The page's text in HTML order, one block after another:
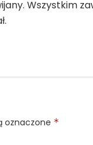
oznaczone *